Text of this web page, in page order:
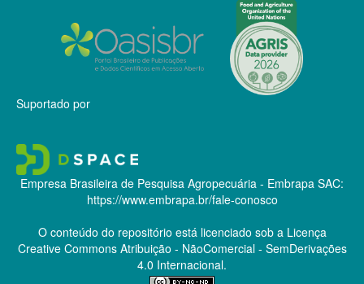
Suportado por
Empresa Brasileira de Pesquisa Agropecuária - Embrapa SAC:
https://www.embrapa.br/fale-conosco
O conteúdo do repositório está licenciado sob a Licença
Creative CommonsAtribuição - NãoComercial - SemDerivações
4.0 Internacional.